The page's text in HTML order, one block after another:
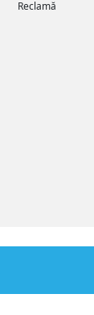
Reclamă